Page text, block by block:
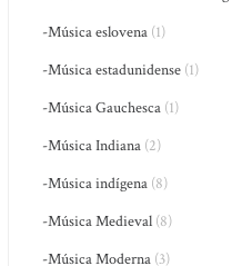
-Música eslovena (1)
-Música estadunidense (1)
-Música Gauchesca (1)
-Música Indiana (2)
-Música indígena (8)
-Música Medieval (8)
-Música Moderna (3)